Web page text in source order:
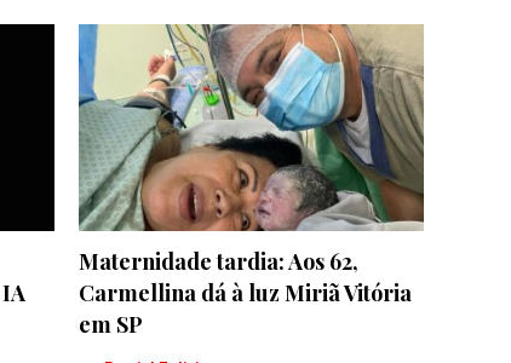
Maternidade tardia: Aos 62,
Carmellina dá à luz Miriã Vitória
em SP